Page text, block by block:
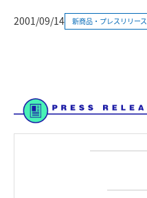
2001/09/14 新商品・プレスリリース